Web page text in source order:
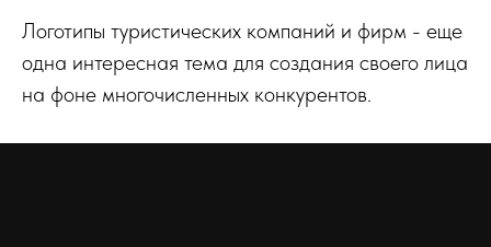
Логотипы туристических компаний и фирм - еще
одна интересная тема для создания своего лица
на фоне многочисленных конкурентов.